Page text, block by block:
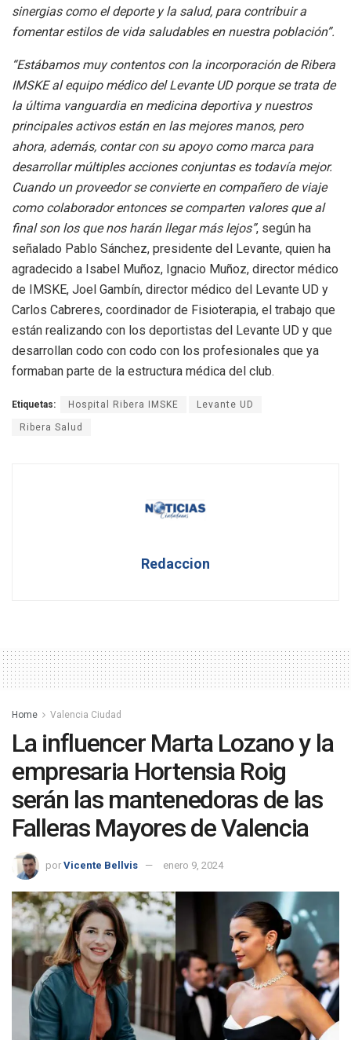
sinergias como el deporte y la salud, para contribuir a
fomentar estilos de vida saludables en nuestra población”.
“Estábamos muy contentos con la incorporación de Ribera
IMSKE al equipo médico del Levante UD porque se trata de
la última vanguardia en medicina deportiva y nuestros
principales activos están en las mejores manos, pero
ahora, además, contar con su apoyo como marca para
desarrollar múltiples acciones conjuntas es todavía mejor.
Cuando un proveedor se convierte en compañero de viaje
como colaborador entonces se comparten valores que al
final son los que nos harán llegar más lejos”, según ha
señalado Pablo Sánchez, presidente del Levante, quien ha
agradecido a Isabel Muñoz, Ignacio Muñoz, director médico
de IMSKE, Joel Gambín, director médico del Levante UD y
Carlos Cabreres, coordinador de Fisioterapia, el trabajo que
están realizando con los deportistas del Levante UD y que
desarrollan codo con codo con los profesionales que ya
formaban parte de la estructura médica del club.
Etiquetas: Hospital Ribera IMSKE Levante UD
Ribera Salud
Redaccion
Home Valencia Ciudad
La influencer Marta Lozano y la
empresaria Hortensia Roig
serán las mantenedoras de las
Falleras Mayores de Valencia
por Vicente Bellvis enero 9, 2024